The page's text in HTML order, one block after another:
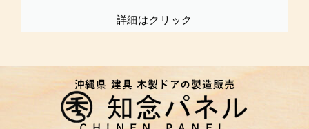
詳細はクリック
沖縄県 建具 木製ドアの製造販売